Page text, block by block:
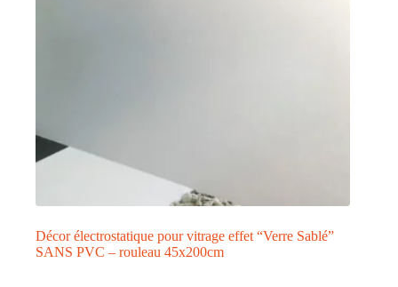
Décor électrostatique pour vitrage effet “Verre Sablé”
SANS PVC – rouleau 45x200cm